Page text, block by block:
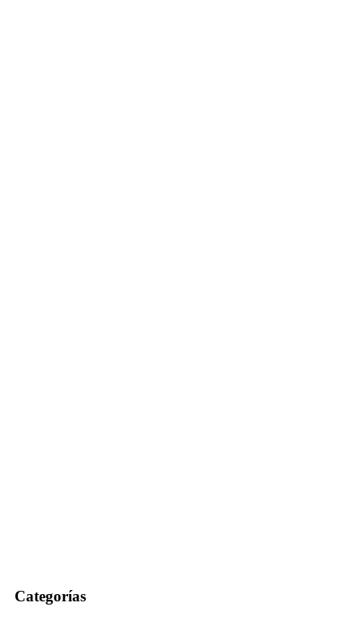
Categorías